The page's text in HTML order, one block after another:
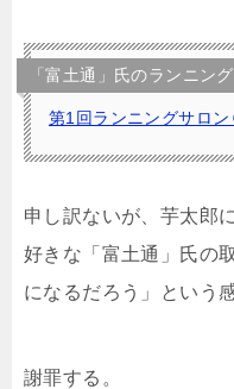
「富土通」氏のランニン
第1回ランニングサロ
申し訳ないが、芋太郎
好きな「富土通」氏の
になるだろう」という
謝罪する。